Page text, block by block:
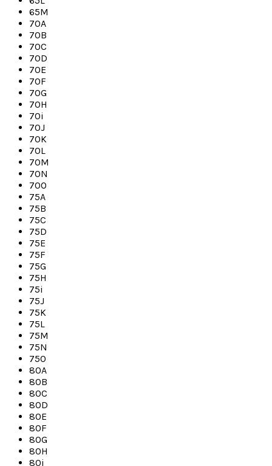
65M
70A
70B
70C
70D
70E
70F
70G
70H
70i
70J
70K
70L
70M
70N
70O
75A
75B
75C
75D
75E
75F
75G
75H
75i
75J
75K
75L
75M
75N
75O
80A
80B
80C
80D
80E
80F
80G
80H
80i